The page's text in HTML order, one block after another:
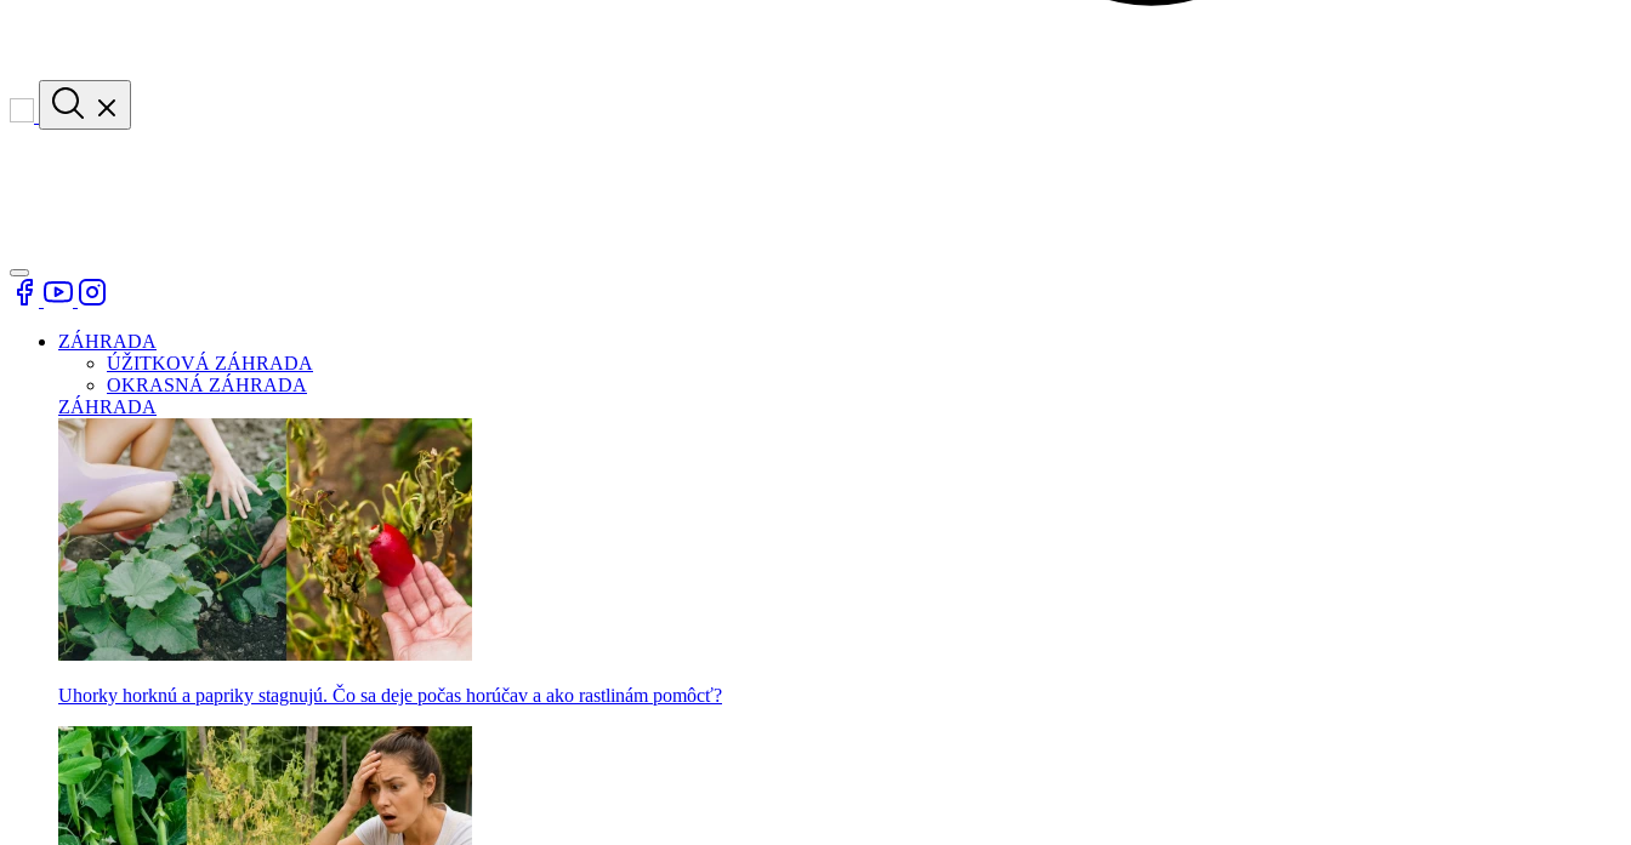
ZÁHRADA
ÚŽITKOVÁ ZÁHRADA
OKRASNÁ ZÁHRADA
ZÁHRADA
Uhorky horknú a papriky stagnujú. Čo sa deje počas horúčav a ako rastlinám pomôcť?